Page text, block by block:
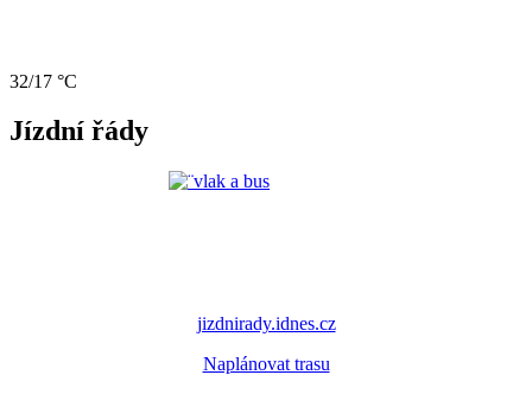
32/17 °C
Jízdní řády
jizdnirady.idnes.cz
Naplánovat trasu